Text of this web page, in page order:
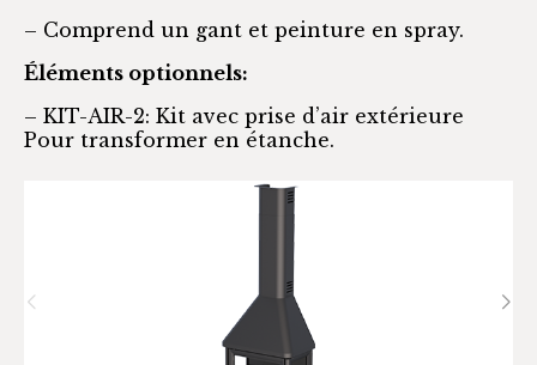
– Comprend un gant et peinture en spray.
Éléments optionnels:
– KIT-AIR-2: Kit avec prise d’air extérieure
Pour transformer en étanche.